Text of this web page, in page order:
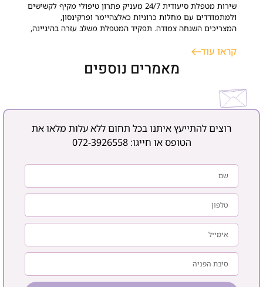
מאמרים נוספים
שירות מטפלת סיעודית 24/7 מעניק פתרון טיפולי מקיף לקשישים
ולמתמודדים עם מחלות כרוניות כאלצהיימר ופרקינסון,
המצריכים השגחה צמודה. תפקיד המטפלת משלב עזרה בהיגיינה,
או ישראלית דורשת אבחון רפואי ממוקד ותקופת ניסיון, במטרה
קראו עוד
רוצים להתייעץ איתנו בכל תחום ללא עלות מלאו את
הטופס או חייגו:072-3926558